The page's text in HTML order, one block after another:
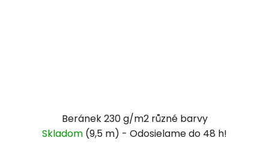
Beránek 230 g/m2 různé barvy
Skladom (9,5 m)